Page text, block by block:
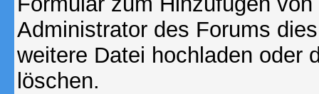
Administrator des Forums
weitere Datei hochladen oder
löschen.